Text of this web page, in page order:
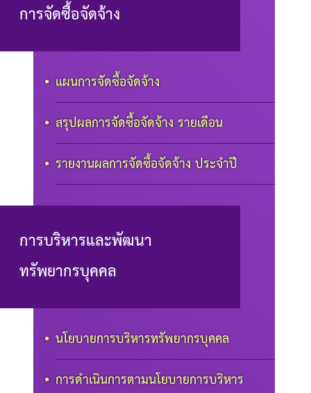
การจัดซื้อจัดจ้าง
แผนการจัดซื้อจัดจ้าง
สรุปผลการจัดซื้อจัดจ้าง รายเดือน
รายงานผลการจัดซื้อจัดจ้าง ประจำปี
การบริหารและพัฒนา
ทรัพยากรบุคคล
นโยบายการบริหารทรัพยากรบุคคล
การดำเนินการตามนโยบายการบริหาร